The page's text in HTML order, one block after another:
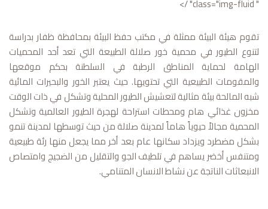
" class="img-fluid" />
تقوم هيئة البيئة ممثلة في مكتب حفظ البيئة بمحافظة ظفار بدراسة
لتنوع الطيور في محمية خور صلالة الطبيعة التي تعد أحد المحميات
الهامة لحماية المناطق الرطبة في السلطنة بحكم موقعها
والمقومات الطبيعية التي تحتويها. حيث يعتبر الخور والبحيرات المائية
شبه المالحة بيئة مثالية لتعشيش الطيور المحلية وتشكل في ذات الوقت
مخزون غذائي هام ومحطات استراحة لهجرة الطيور العالمية وتشكل
المحمية مجالاً حيوياً هاماً لمدينة صلالة من حيث توسطها لمدينة تنمو
بشكل مضطرد ويزداد سكانها عام بعد أخر مما يجعل منها رئة طبيعية
ومتنفس أخضر يساهم في تلطيف الجو والتقليل من الضجيج وامتصاص
الانبعاثات الناتجة عن نشاط الانسان المتنامي.